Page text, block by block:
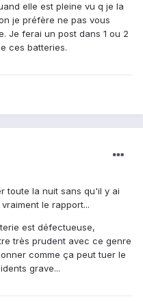
elle est pleine vu q je la
je préfère ne pas vous
Je ferai un post dans 1 ou 2
ces batteries.
toute la nuit sans qu'il y ai
le rapport...
est défectueuse,
très prudent avec ce genre
comme ça peut tuer le
grave...